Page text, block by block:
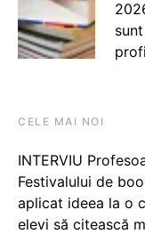
CELE MAI NOI
INTERVIU
Festivalului de
aplicat ideea la o
elevi să citească